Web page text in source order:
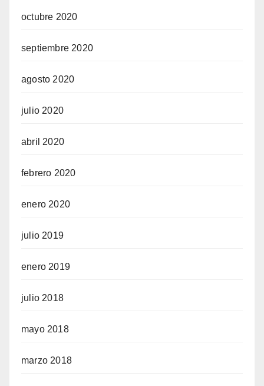
octubre 2020
septiembre 2020
agosto 2020
julio 2020
abril 2020
febrero 2020
enero 2020
julio 2019
enero 2019
julio 2018
mayo 2018
marzo 2018